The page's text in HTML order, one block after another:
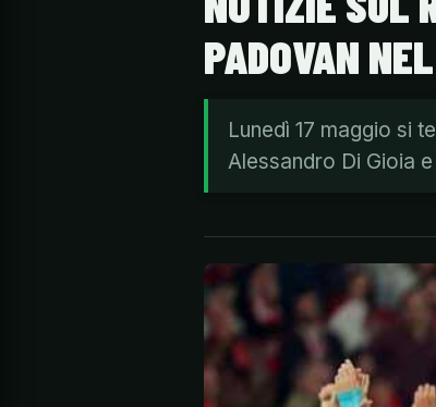
PADOVAN
Lunedì 17 maggio si
Alessandro Di Gioia